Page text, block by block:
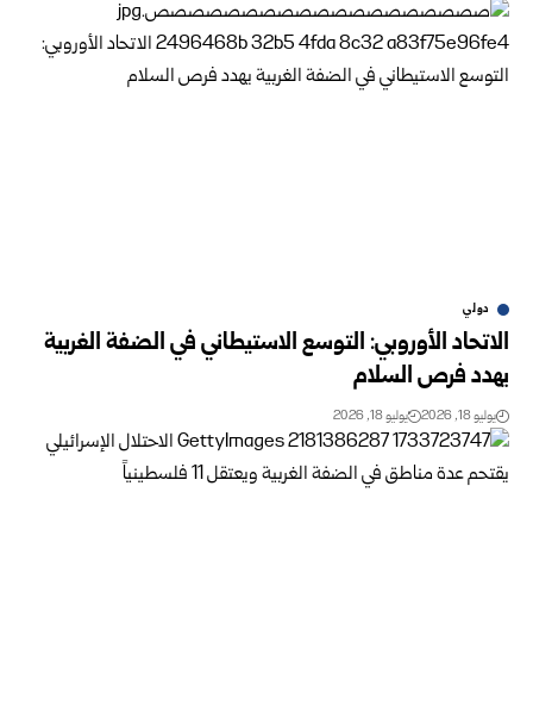
دولي
الاتحاد الأوروبي: التوسع الاستيطاني في الضفة الغربية
يهدد فرص السلام
يوليو 18, 2026 يوليو 18, 2026